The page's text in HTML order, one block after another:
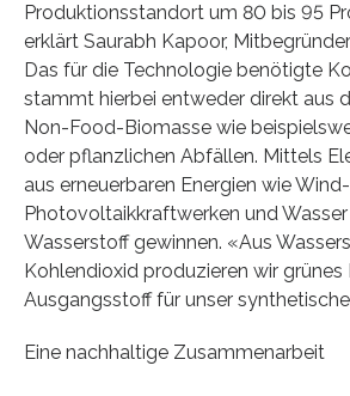
Produktionsstandort um 80 bis 95
erklärt Saurabh Kapoor,
Das für die Technologie benötigte
stammt hierbei entweder direkt aus
Non-Food-Biomasse wie
oder pflanzlichen Abfällen. Mittels
aus erneuerbaren Energien wie
Photovoltaikkraftwerken und
Wasserstoff gewinnen. «Aus
Kohlendioxid produzieren wir
Ausgangsstoff für unser
Eine nachhaltige Zusammenarbeit